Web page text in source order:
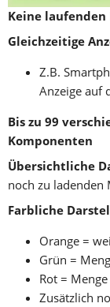
Keine laufenden
Gleichzeitige
Z.B.
Anzeige auf
Bis zu 99
Komponenten
Übersichtliche
noch zu ladenden
Farbliche
Orange =
Grün =
Rot =
Zusätzlich